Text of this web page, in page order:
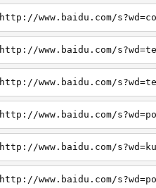
http://www.baidu.com/
http://www.baidu.com/
http://www.baidu.com/
http://www.baidu.com/
http://www.baidu.com/
http://www.baidu.com/